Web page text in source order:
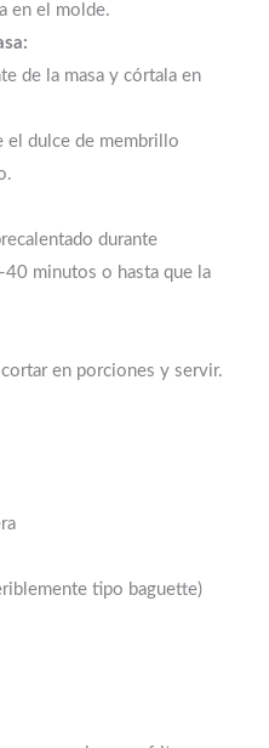
en el molde.
de la masa y córtala en
el dulce de membrillo
durante
minutos o hasta que la
en porciones y servir.
tipo baguette)